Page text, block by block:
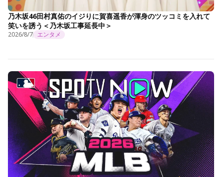
乃木坂46田村真佑のイジりに賀喜遥香が渾身のツッコミを入れて
笑いを誘う＜乃木坂工事延長中＞
2026/8/7 エンタメ